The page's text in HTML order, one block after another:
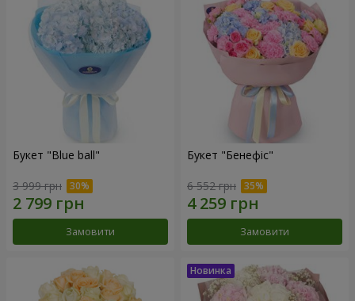
Букет "Blue ball"
3 999 грн
Замовити
Букет "Бенефіс"
6 552 грн
Замовити